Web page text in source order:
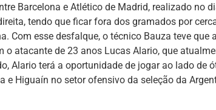
Barcelona e Atlético de Madrid, realizado no
tendo que ficar fora dos gramados por
Com esse desfalque, o técnico Bauza teve que
atacante de 23 anos Lucas Alario, que
Alario terá a oportunidade de jogar ao lado de
e Higuaín no setor ofensivo da seleção da